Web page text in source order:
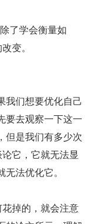
了学会衡量如
变。
我们想要优化自己
要去观察一下这一
但是我们有多少次
它，它就无法显
法优化它。
掉的，就会注意